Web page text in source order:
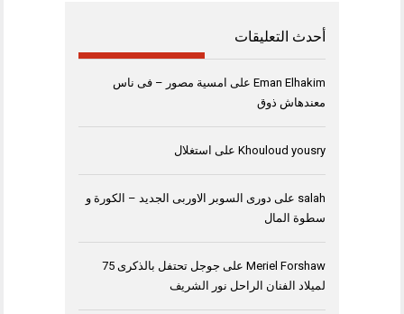
أحدث التعليقات
Eman Elhakim على امسية مصور – فى ناس
معندهاش ذوق
Khouloud yousry على استغلال
salah على دورى السوبر الاوربى الجديد – الكورة و
سطوة المال
Meriel Forshaw على
جوجل تحتفل بالذكرى 75
لميلاد الفنان الراحل نور الشريف